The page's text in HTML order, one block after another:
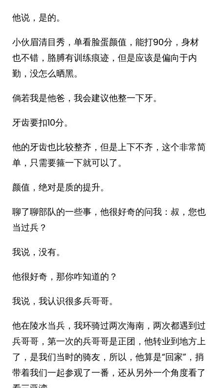
他说，是的。
小伙眉清目秀，单看脸蛋颜值，能打90分，身材
也不错，胳膊有训练痕迹，但是应该是偏向于内
勤，没怎么晒黑。
倘若我是他爸，我会建议他整一下牙。
牙齿要扣10分。
他的牙齿也比较整齐，但是上下不齐，这个非常简
单，只需要箍一下就可以了。
颜值，绝对是质的提升。
聊了聊部队的一些事，他很好奇的问我：叔，您也
当过兵？
我说，没有。
他很好奇，那你咋知道的？
我说，我认识很多兵哥哥。
他在陵水当兵，我环骑过两次海南，两次都遇到过
兵哥哥，第一次的兵哥哥是正团，他转业到地方上
了，是我们当时的骑友，所以，他算是“回家”，捎
带着我们一起参观了一番，还从另外一个角度看了